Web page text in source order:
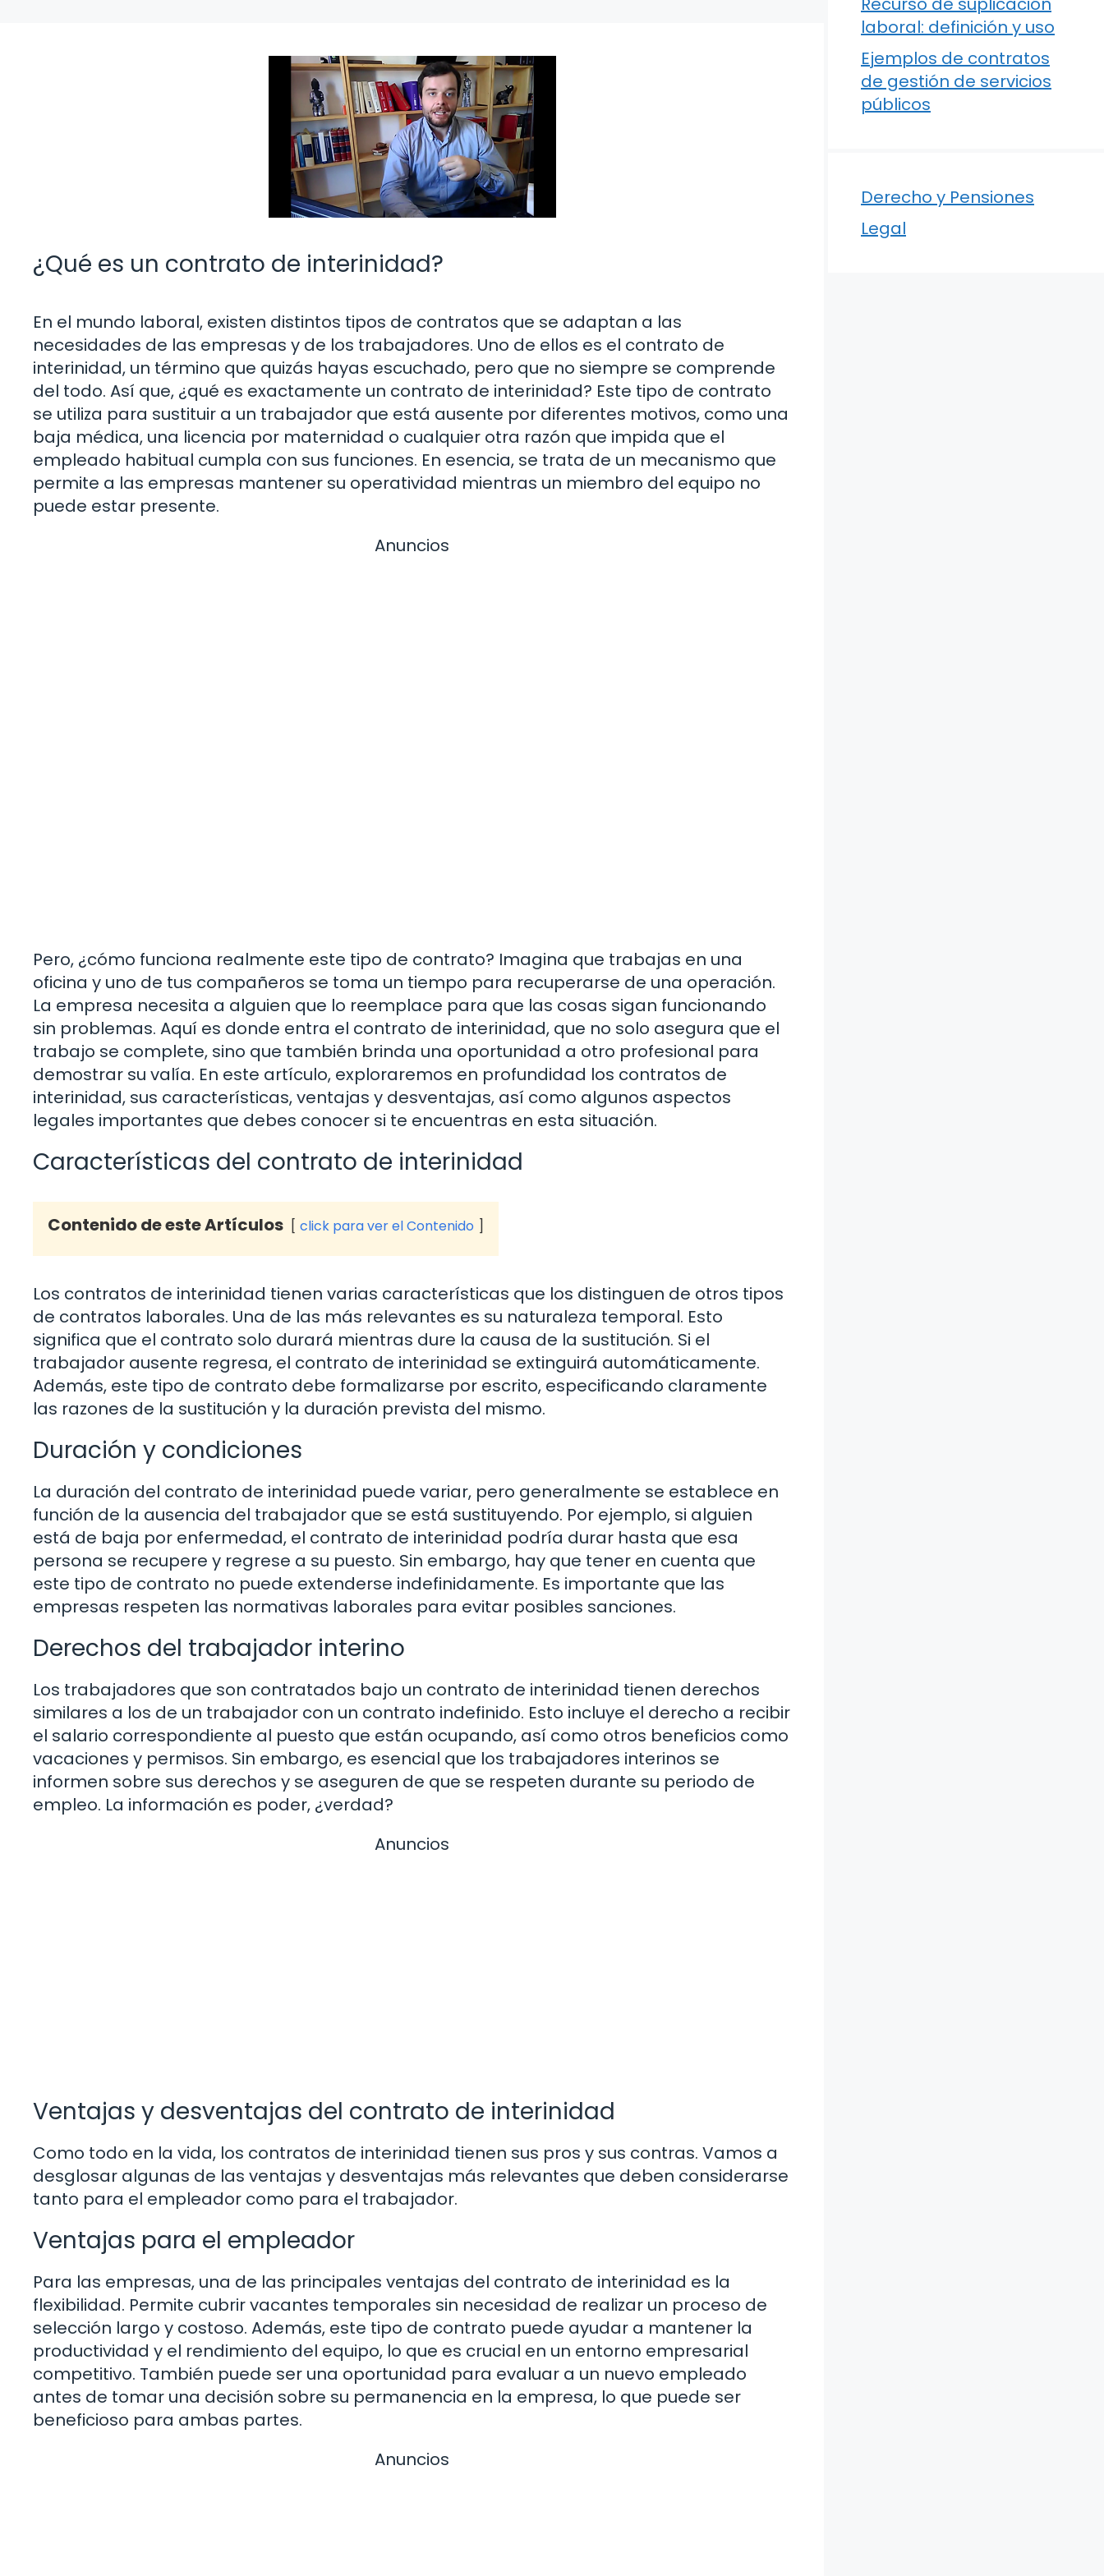
¿Qué es un contrato de interinidad?
En el mundo laboral, existen distintos tipos de contratos que se adaptan a las
necesidades de las empresas y de los trabajadores. Uno de ellos es el contrato de
interinidad, un término que quizás hayas escuchado, pero que no siempre se comprende
del todo. Así que, ¿qué es exactamente un contrato de interinidad? Este tipo de contrato
se utiliza para sustituir a un trabajador que está ausente por diferentes motivos, como una
baja médica, una licencia por maternidad o cualquier otra razón que impida que el
empleado habitual cumpla con sus funciones. En esencia, se trata de un mecanismo que
permite a las empresas mantener su operatividad mientras un miembro del equipo no
puede estar presente.
Anuncios
Pero, ¿cómo funciona realmente este tipo de contrato? Imagina que trabajas en una
oficina y uno de tus compañeros se toma un tiempo para recuperarse de una operación.
La empresa necesita a alguien que lo reemplace para que las cosas sigan funcionando
sin problemas. Aquí es donde entra el contrato de interinidad, que no solo asegura que el
trabajo se complete, sino que también brinda una oportunidad a otro profesional para
demostrar su valía. En este artículo, exploraremos en profundidad los contratos de
interinidad, sus características, ventajas y desventajas, así como algunos aspectos
legales importantes que debes conocer si te encuentras en esta situación.
Características del contrato de interinidad
Contenido de este Artículos click para ver el Contenido
Los contratos de interinidad tienen varias características que los distinguen de otros tipos
de contratos laborales. Una de las más relevantes es su naturaleza temporal. Esto
significa que el contrato solo durará mientras dure la causa de la sustitución. Si el
trabajador ausente regresa, el contrato de interinidad se extinguirá automáticamente.
Además, este tipo de contrato debe formalizarse por escrito, especificando claramente
las razones de la sustitución y la duración prevista del mismo.
Duración y condiciones
La duración del contrato de interinidad puede variar, pero generalmente se establece en
función de la ausencia del trabajador que se está sustituyendo. Por ejemplo, si alguien
está de baja por enfermedad, el contrato de interinidad podría durar hasta que esa
persona se recupere y regrese a su puesto. Sin embargo, hay que tener en cuenta que
este tipo de contrato no puede extenderse indefinidamente. Es importante que las
empresas respeten las normativas laborales para evitar posibles sanciones.
Derechos del trabajador interino
Los trabajadores que son contratados bajo un contrato de interinidad tienen derechos
similares a los de un trabajador con un contrato indefinido. Esto incluye el derecho a recibir
el salario correspondiente al puesto que están ocupando, así como otros beneficios como
vacaciones y permisos. Sin embargo, es esencial que los trabajadores interinos se
informen sobre sus derechos y se aseguren de que se respeten durante su periodo de
empleo. La información es poder, ¿verdad?
Anuncios
Ventajas y desventajas del contrato de interinidad
Como todo en la vida, los contratos de interinidad tienen sus pros y sus contras. Vamos a
desglosar algunas de las ventajas y desventajas más relevantes que deben considerarse
tanto para el empleador como para el trabajador.
Ventajas para el empleador
Para las empresas, una de las principales ventajas del contrato de interinidad es la
flexibilidad. Permite cubrir vacantes temporales sin necesidad de realizar un proceso de
selección largo y costoso. Además, este tipo de contrato puede ayudar a mantener la
productividad y el rendimiento del equipo, lo que es crucial en un entorno empresarial
competitivo. También puede ser una oportunidad para evaluar a un nuevo empleado
antes de tomar una decisión sobre su permanencia en la empresa, lo que puede ser
beneficioso para ambas partes.
Anuncios
laboral: definición y uso
Ejemplos de contratos
de gestión de servicios
públicos
Derecho y Pensiones
Legal